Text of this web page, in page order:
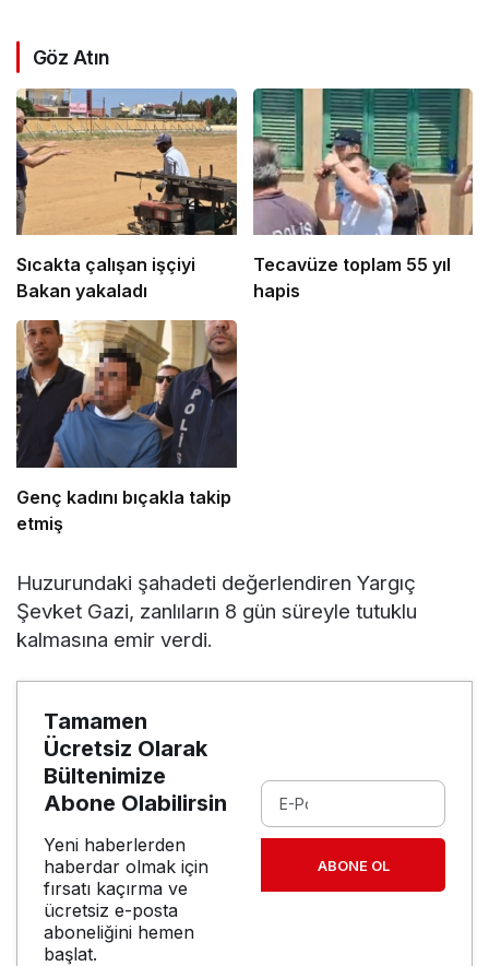
Göz Atın
Sıcakta çalışan işçiyi
Bakan yakaladı
Tecavüze toplam 55 yıl
hapis
Genç kadını bıçakla takip
etmiş
Huzurundaki şahadeti değerlendiren Yargıç
Şevket Gazi, zanlıların 8 gün süreyle tutuklu
kalmasına emir verdi.
Tamamen
Ücretsiz Olarak
Bültenimize
Abone Olabilirsin
Yeni haberlerden
haberdar olmak için
fırsatı kaçırma ve
ücretsiz e-posta
aboneliğini hemen
başlat.
ABONE OL